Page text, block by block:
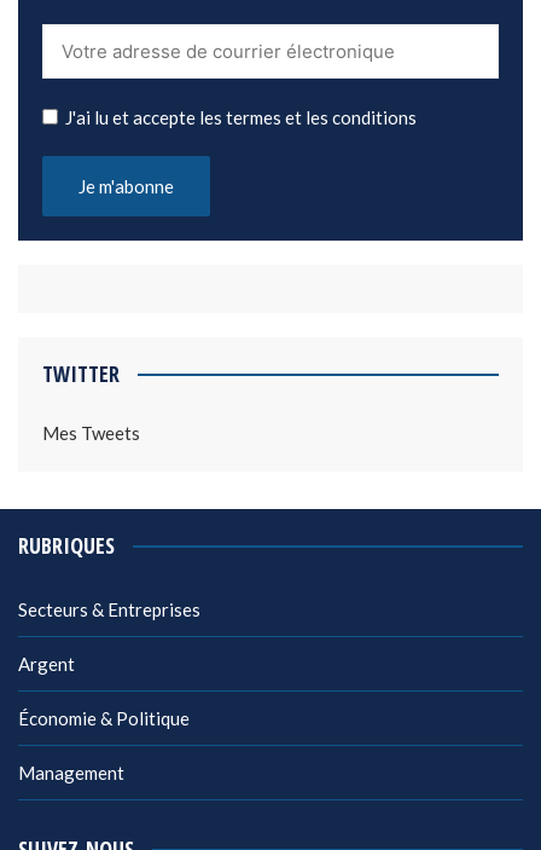
J'ai lu et accepte les termes et les conditions
TWITTER
Mes Tweets
RUBRIQUES
Secteurs & Entreprises
Argent
Économie & Politique
Management